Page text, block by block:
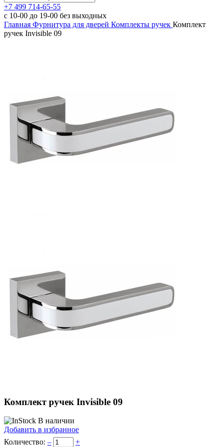
+7 499 714-65-55
с 10-00 до 19-00 без выходных
Главная Фурнитура для дверей Комплекты ручек Комплект
ручек Invisible 09
Комплект ручек Invisible 09
В наличии
Добавить в избранное
Количество: –
+